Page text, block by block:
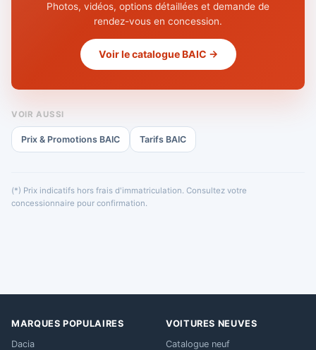
Photos, vidéos, options détaillées et demande de
rendez-vous en concession.
Voir le catalogue BAIC →
VOIR AUSSI
Prix & Promotions BAIC Tarifs BAIC
(*) Prix indicatifs hors frais d'immatriculation. Consultez votre
concessionnaire pour confirmation.
MARQUES POPULAIRES
Dacia
VOITURES NEUVES
Catalogue neuf